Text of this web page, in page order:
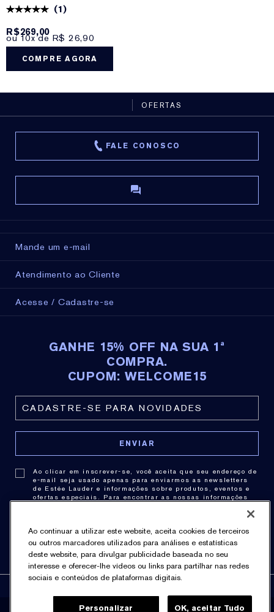
(1)
R$269,00
ou 10x de R$ 26,90
COMPRE AGORA
OFERTAS
FALE CONOSCO
Mande um e-mail
Atendimento ao Cliente
Acesse / Cadastre-se
GANHE 15% OFF NA SUA 1ª
COMPRA.
CUPOM: WELCOME15
Ao clicar em inscrever-se, você aceita que seu endereço de
e-mail seja usado apenas para enviarmos as newsletters
de Estée Lauder e informações sobre produtos, eventos e
ofertas especiais. Para encontrar as nossas informações
práticas de privacidade consulte nossa .Política de
Privacidade
Ao continuar a utilizar este website, aceita cookies de terceiros
ou outros marcadores utilizados para análises e estatísticas
deste website, para divulgar publicidade baseada no seu
interesse e oferecer-lhe vídeos ou links para partilhar nas redes
sociais e conteúdos de plataformas digitais.
Personalizar OK, aceitar Tudo